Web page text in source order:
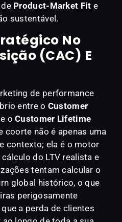
Product-Market Fit e
sustentável.
No
(CAC) E
de performance
entre o Customer
e oCustomer Lifetime
coorte não é apenas uma
contexto; ela é o motor
do LTV realista e
tentam calcular o
global histórico, o que
perigosamente
a perda de clientes